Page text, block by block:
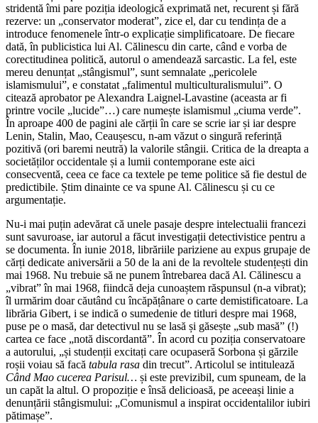
stridentă îmi pare poziția ideologică exprimată net, recurent și fără
rezerve: un „conservator moderat”, zice el, dar cu tendința de a
introduce fenomenele într-o explicație simplificatoare. De fiecare
dată, în publicistica lui Al. Călinescu din carte, când e vorba de
corectitudinea politică, autorul o amendează sarcastic. La fel, este
mereu denunțat „stângismul”, sunt semnalate „pericolele
islamismului”, e constatat „falimentul multiculturalismului”. O
citează aprobator pe Alexandra Laignel-Lavastine (aceasta ar fi
printre vocile „lucide”…) care numește islamismul „ciuma verde”.
În aproape 400 de pagini ale cărții în care se scrie iar și iar despre
Lenin, Stalin, Mao, Ceaușescu, n-am văzut o singură referință
pozitivă (ori baremi neutră) la valorile stângii. Critica de la dreapta a
societăților occidentale și a lumii contemporane este aici
consecventă, ceea ce face ca textele pe teme politice să fie destul de
predictibile. Știm dinainte ce va spune Al. Călinescu și cu ce
argumentație.
Nu-i mai puțin adevărat că unele pasaje despre intelectualii francezi
sunt savuroase, iar autorul a făcut investigații detectivistice pentru a
se documenta. În iunie 2018, librăriile pariziene au expus grupaje de
cărți dedicate aniversării a 50 de la ani de la revoltele studențești din
mai 1968. Nu trebuie să ne punem întrebarea dacă Al. Călinescu a
„vibrat” în mai 1968, fiindcă deja cunoaștem răspunsul (n-a vibrat);
îl urmărim doar căutând cu încăpățânare o carte demistificatoare. La
librăria Gibert, i se indică o sumedenie de titluri despre mai 1968,
puse pe o masă, dar detectivul nu se lasă și găsește „sub masă” (!)
cartea ce face „notă discordantă”. În acord cu poziția conservatoare
a autorului, „și studenții excitați care ocupaseră Sorbona și gărzile
roșii voiau să facă tabula rasa din trecut”. Articolul se intitulează
Când Mao cucerea Parisul… și este previzibil, cum spuneam, de la
un capăt la altul. O propoziție e însă delicioasă, pe aceeași linie a
denunțării stângismului: „Comunismul a inspirat occidentalilor iubiri
pătimașe”.